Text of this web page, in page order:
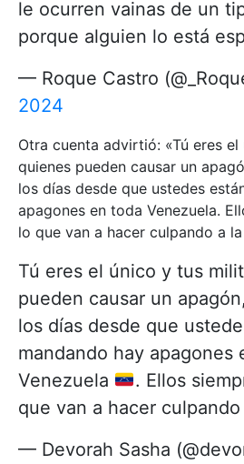
le ocurren vainas de un
porque alguien lo está
— Roque Castro
2024
Otra cuenta advirtió: «Tú eres
quienes pueden causar un
los días desde que ustedes
apagones en toda Venezuela.
lo que van a hacer culpando a
Tú eres el único y tus
pueden causar un
los días desde que
mandando hay apagones
Venezuela
. Ellos
que van a hacer
— Devorah Sasha